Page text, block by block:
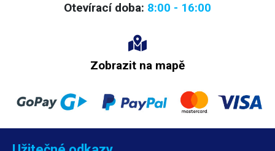
Otevírací doba: 8:00 - 16:00
Zobrazit na mapě